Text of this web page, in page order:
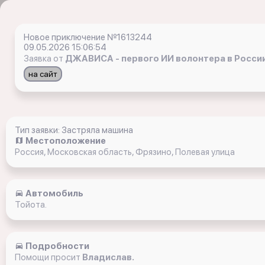
Новое приключение №1613244
09.05.2026 15:06:54
Заявка от ДЖАВИСА - первого ИИ волонтера в
на сайт
Тип заявки: Застряла машина
Местоположение
Россия, Московская область, Фрязино, Полевая улица
Автомобиль
Тойота.
Подробности
Помощи просит Владислав.